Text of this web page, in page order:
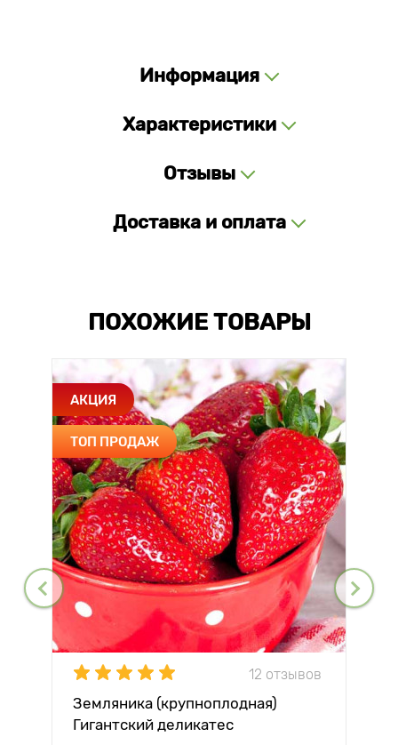
Информация
Характеристики
Отзывы
Доставка и оплата
ПОХОЖИЕ ТОВАРЫ
АКЦИЯ
ТОП ПРОДАЖ
12 отзывов
Земляника (крупноплодная)
Гигантский деликатес